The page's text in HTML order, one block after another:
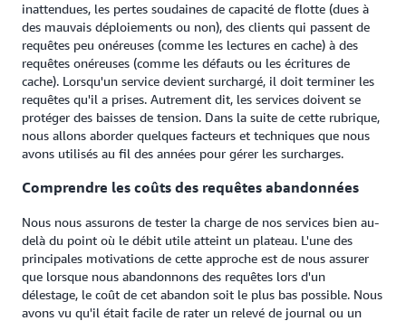
inattendues, les pertes soudaines de capacité de flotte (dues à
des mauvais déploiements ou non), des clients qui passent de
requêtes peu onéreuses (comme les lectures en cache) à des
requêtes onéreuses (comme les défauts ou les écritures de
cache). Lorsqu'un service devient surchargé, il doit terminer les
requêtes qu'il a prises. Autrement dit, les services doivent se
protéger des baisses de tension. Dans la suite de cette rubrique,
nous allons aborder quelques facteurs et techniques que nous
avons utilisés au fil des années pour gérer les surcharges.
Comprendre les coûts des requêtes abandonnées
Nous nous assurons de tester la charge de nos services bien au-
delà du point où le débit utile atteint un plateau. L'une des
principales motivations de cette approche est de nous assurer
que lorsque nous abandonnons des requêtes lors d'un
délestage, le coût de cet abandon soit le plus bas possible. Nous
avons vu qu'il était facile de rater un relevé de journal ou un